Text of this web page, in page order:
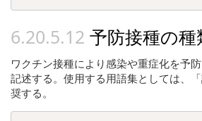
予防接種の
ワクチン接種により感染や重症化を予
記述する。使用する用語集としては、
奨する。